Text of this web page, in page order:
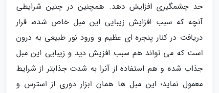
حد چشمگیری افزایش دهد. همچنین در چنین شرایطی
آنچه که سبب افزایش زیبایی این مبل خاص شده، قرار
دریافت در کنار پنجره ای عظیم و ورود نور طبیعی به درون
است که می تواند هم سبب افزیش دید و زیبایی این مبل
جذاب شده و هم استفاده از آنرا به شدت جذابتر از شرایط
معمول نماید؛ این مبل ها همان ابزار دوری از استرس و